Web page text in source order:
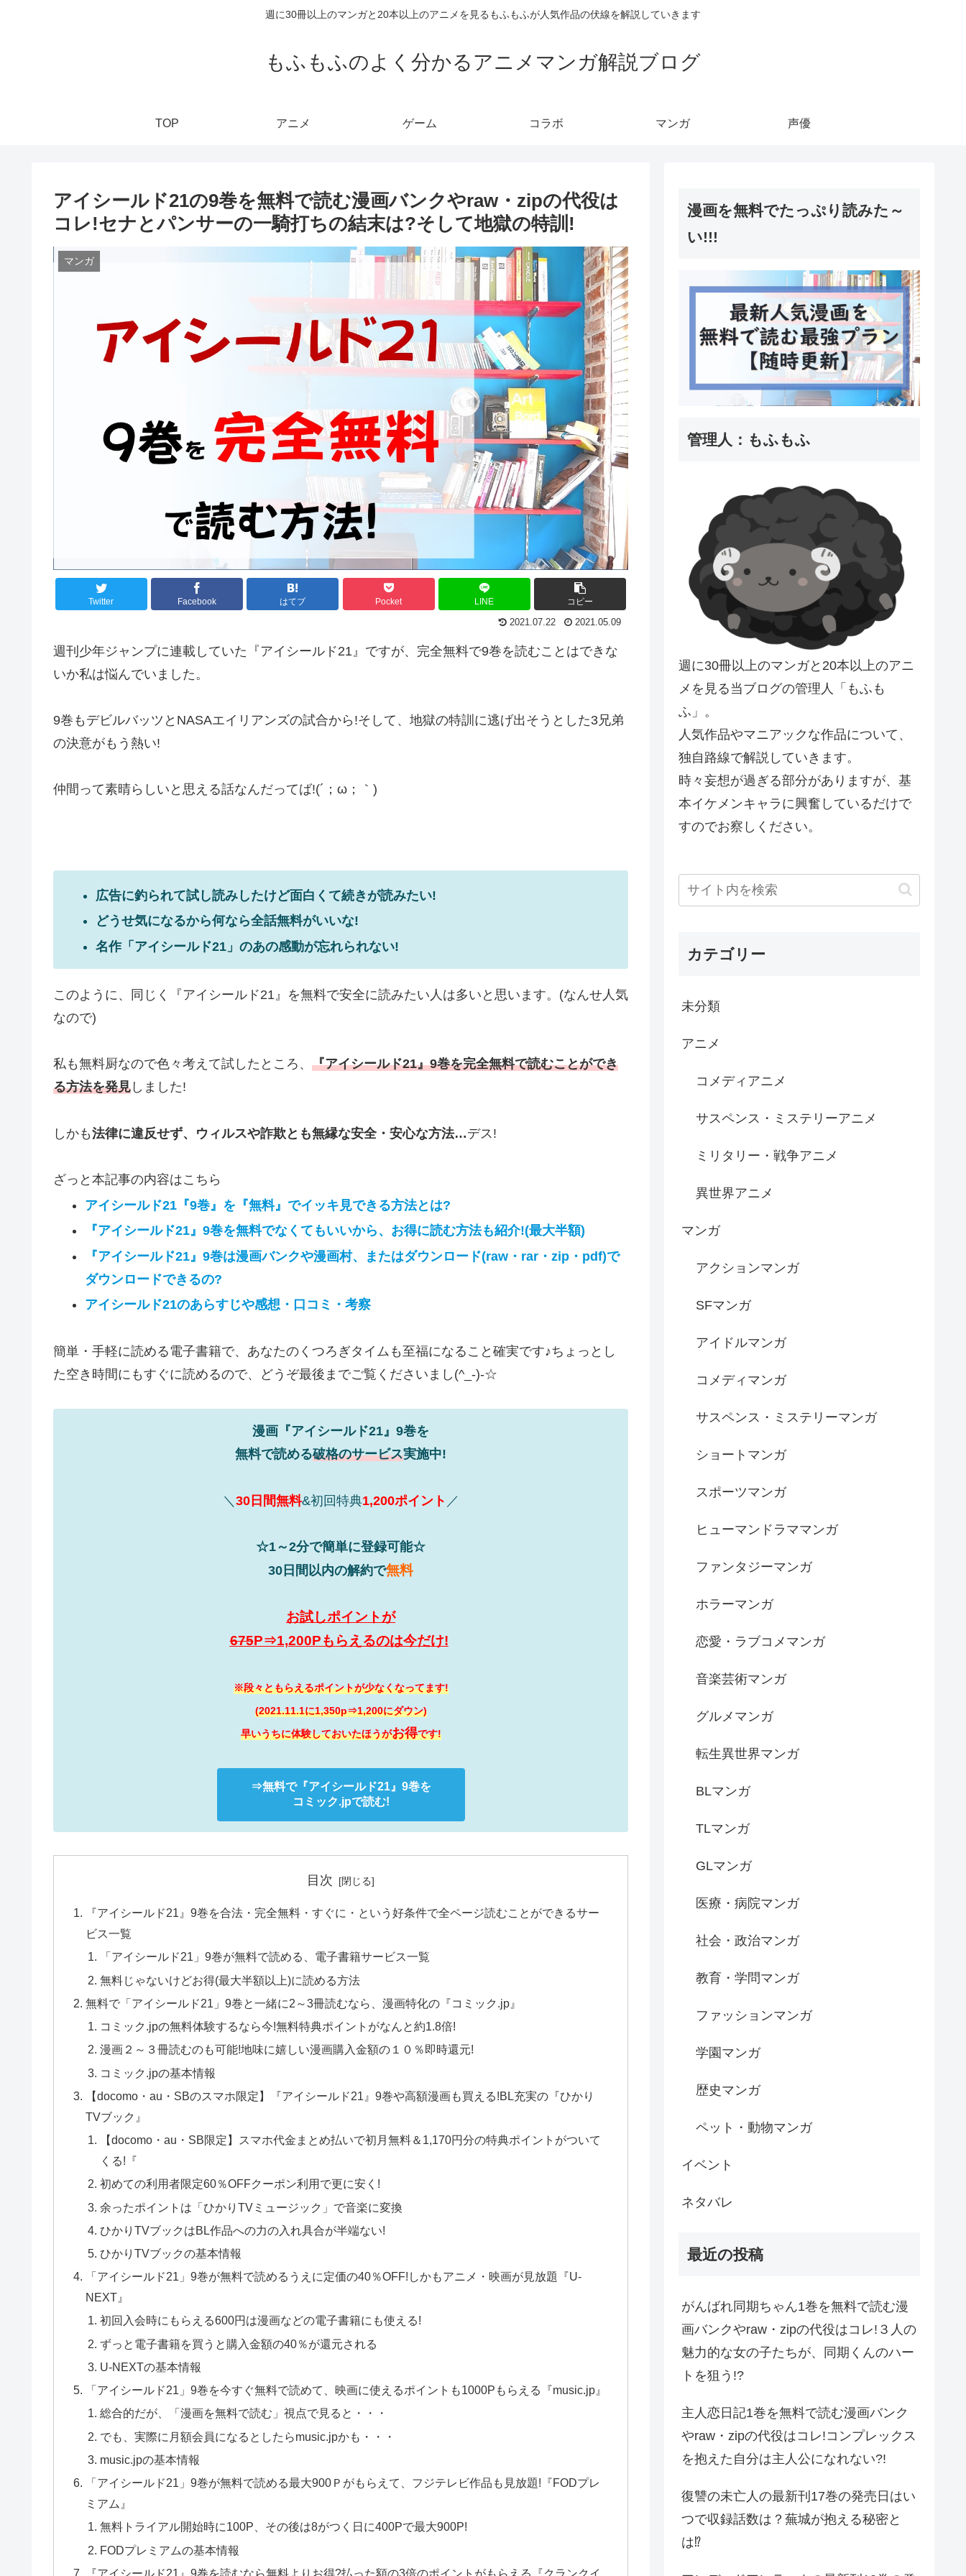
週に30冊以上のマンガと20本以上のアニメを見るもふもふが人気作品の伏線を解説していきます
もふもふのよく分かるアニメマンガ解説ブログ
TOP アニメ ゲーム コラボ マンガ 声優
アイシールド21の9巻を無料で読む漫画バンクやraw・zipの代役は
コレ!セナとパンサーの一騎打ちの結末は?そして地獄の特訓!
マンガ
Twitter Facebook はてブ Pocket LINE コピー
2021.07.22 2021.05.09
週刊少年ジャンプに連載していた『アイシールド21』ですが、完全無料で9巻を読むことはできな
いか私は悩んでいました。
9巻もデビルバッツとNASAエイリアンズの試合から!そして、地獄の特訓に逃げ出そうとした3兄弟
の決意がもう熱い!
仲間って素晴らしいと思える話なんだってば!(´；ω；｀)
広告に釣られて試し読みしたけど面白くて続きが読みたい!
どうせ気になるから何なら全話無料がいいな!
名作「アイシールド21」のあの感動が忘れられない!
このように、同じく『アイシールド21』を無料で安全に読みたい人は多いと思います。(なんせ人気
なので)
私も無料厨なので色々考えて試したところ、 『アイシールド21』9巻を完全無料で読むことができ
る方法を発見 しました!
しかも法律に違反せず、ウィルスや詐欺とも無縁な安全・安心な方法…デス!
ざっと本記事の内容はこちら
アイシールド21『9巻』を『無料』でイッキ見できる方法とは?
『アイシールド21』9巻を無料でなくてもいいから、お得に読む方法も紹介!(最大半額)
『アイシールド21』9巻は漫画バンクや漫画村、またはダウンロード(raw・rar・zip・pdf)で
ダウンロードできるの?
アイシールド21のあらすじや感想・口コミ・考察
簡単・手軽に読める電子書籍で、あなたのくつろぎタイムも至福になること確実です♪ちょっとし
た空き時間にもすぐに読めるので、どうぞ最後までご覧くださいまし(^_-)-☆
漫画『アイシールド21』9巻を
無料で読める破格のサービス実施中!
＼ 30日間無料&初回特典1,200ポイント ／
☆1～2分で簡単に登録可能☆
30日間以内の解約で無料
お試しポイントが
675P⇒1,200Pもらえるのは今だけ!
※段々ともらえるポイントが少なくなってます!
(2021.11.1に1,350p⇒1,200にダウン)
早いうちに体験しておいたほうがお得です!
⇒無料で『アイシールド21』 9巻を
コミック.jpで読む!
目次
『アイシールド21』9巻を合法・完全無料・すぐに・という好条件で全ページ読むことができるサー
ビス一覧
「アイシールド21」9巻が無料で読める、電子書籍サービス一覧
無料じゃないけどお得(最大半額以上)に読める方法
無料で「アイシールド21」9巻と一緒に2～3冊読むなら、漫画特化の『コミック.jp』
コミック.jpの無料体験するなら今!無料特典ポイントがなんと約1.8倍!
漫画２～３冊読むのも可能!地味に嬉しい漫画購入金額の１０％即時還元!
コミック.jpの基本情報
【docomo・au・SBのスマホ限定】『アイシールド21』9巻や高額漫画も買える!BL充実の『ひかり
TVブック』
【docomo・au・SB限定】スマホ代金まとめ払いで初月無料＆1,170円分の特典ポイントがついて
くる!『
初めての利用者限定60％OFFクーポン利用で更に安く!
余ったポイントは「ひかりTVミュージック」で音楽に変換
ひかりTVブックはBL作品への力の入れ具合が半端ない!
ひかりTVブックの基本情報
「アイシールド21」9巻が無料で読めるうえに定価の40％OFF!しかもアニメ・映画が見放題『U-
NEXT』
初回入会時にもらえる600円は漫画などの電子書籍にも使える!
ずっと電子書籍を買うと購入金額の40％が還元される
U-NEXTの基本情報
「アイシールド21」9巻を今すぐ無料で読めて、映画に使えるポイントも1000Pもらえる『music.jp』
総合的だが、「漫画を無料で読む」視点で見ると・・・
でも、実際に月額会員になるとしたらmusic.jpかも・・・
music.jpの基本情報
「アイシールド21」9巻が無料で読める最大900Ｐがもらえて、フジテレビ作品も見放題!『FODプレ
ミアム』
無料トライアル開始時に100P、その後は8がつく日に400Pで最大900P!
FODプレミアムの基本情報
『アイシールド21』9巻を読むなら無料よりお得?払った額の3倍のポイントがもらえる『クランクイ
漫画を無料でたっぷり読みた～
い!!!
管理人：もふもふ
週に30冊以上のマンガと20本以上のアニ
メを見る当ブログの管理人「もふも
ふ」。
人気作品やマニアックな作品について、
独自路線で解説していきます。
時々妄想が過ぎる部分がありますが、基
本イケメンキャラに興奮しているだけで
すのでお察しください。
カテゴリー
未分類
アニメ
コメディアニメ
サスペンス・ミステリーアニメ
ミリタリー・戦争アニメ
異世界アニメ
マンガ
アクションマンガ
SFマンガ
アイドルマンガ
コメディマンガ
サスペンス・ミステリーマンガ
ショートマンガ
スポーツマンガ
ヒューマンドラママンガ
ファンタジーマンガ
ホラーマンガ
恋愛・ラブコメマンガ
音楽芸術マンガ
グルメマンガ
転生異世界マンガ
BLマンガ
TLマンガ
GLマンガ
医療・病院マンガ
社会・政治マンガ
教育・学問マンガ
ファッションマンガ
学園マンガ
歴史マンガ
ペット・動物マンガ
イベント
ネタバレ
最近の投稿
がんばれ同期ちゃん1巻を無料で読む漫
画バンクやraw・zipの代役はコレ!３人の
魅力的な女の子たちが、同期くんのハー
トを狙う!?
主人恋日記1巻を無料で読む漫画バンク
やraw・zipの代役はコレ!コンプレックス
を抱えた自分は主人公になれない?!
復讐の未亡人の最新刊17巻の発売日はい
つで収録話数は？蕪城が抱える秘密と
は⁉